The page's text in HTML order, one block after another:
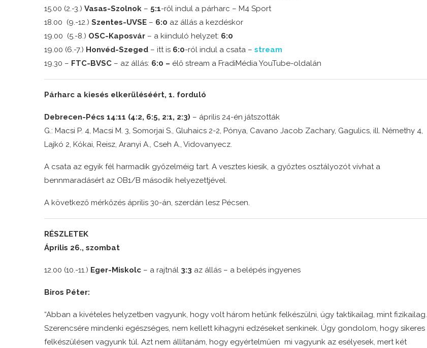
15.00 (2.-3.) Vasas-Szolnok – 5:1-ről indul a párharc – M4 Sport
18.00 (9.-12.) Szentes-UVSE – 6:0 az állás a kezdéskor
19.00 (5.-8.) OSC-Kaposvár – a kiinduló helyzet: 6:0
19.00 (6.-7.) Honvéd-Szeged – itt is 6:0-ról indul a csata – stream
19.30 – FTC-BVSC – az állás: 6:0 – élő stream a FradiMédia YouTube-oldalán
Párharc a kiesés elkerüléséért, 1. forduló
Debrecen-Pécs 14:11 (4:2, 6:5, 2:1, 2:3) – április 24-én játszották
G.: Macsi P. 4, Macsi M. 3, Somorjai S., Gluhaics 2-2, Pónya, Cavano Jacob Zachary, Gagulics, ill. Némethy 4,
Lajkó 2, Kókai, Reisz, Aranyi A., Cseh A., Vidovanyecz.
A csata az egyik fél harmadik győzelméig tart. A vesztes kiesik, a győztes osztályozót vívhat a
bennmaradásért az OB1/B második helyezettjével.
A következő mérkőzés április 30-án, szerdán lesz Pécsen.
RÉSZLETEK
Április 26., szombat
12.00 (10.-11.) Eger-Miskolc – a rajtnál 3:3 az állás – a belépés ingyenes
Biros Péter:
“Abban a kivételes helyzetben vagyunk, hogy volt három hetünk felkészülni, úgy taktikailag, mint fizikailag.
Szerencsére mindenki egészséges, nem kellett kihagyni edzéseket senkinek. Úgy gondolom, hogy sikeres
felkészülésen vagyunk túl. Azt nem állítanám, hogy egyértelműen mi vagyunk az esélyesek, mert két